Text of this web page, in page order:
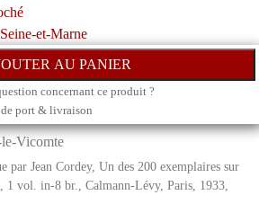
et-Marne
concernant ce produit ?
de port & livraison
Vicomte
par Jean Cordey, Un des 200 exemplaires sur
1 vol. in-8 br., Calmann-Lévy, Paris, 1933,